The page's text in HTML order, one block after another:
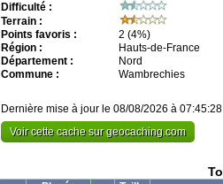
Difficulté :
Terrain :
Points favoris :
2 (4%)
Région :
Hauts-de-France
Département :
Nord
Commune :
Wambrechies
Dernière mise à jour le 08/08/2026 à 07:45:28
Voir cette cache sur geocaching.com